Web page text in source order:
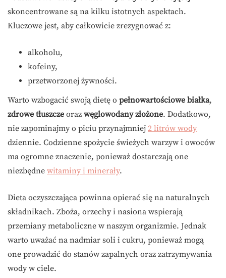
skoncentrowane są na kilku istotnych aspektach.
Kluczowe jest, aby całkowicie zrezygnować z:
alkoholu,
kofeiny,
przetworzonej żywności.
Warto wzbogacić swoją dietę o pełnowartościowe białka,
zdrowe tłuszcze oraz węglowodany złożone. Dodatkowo,
nie zapominajmy o piciu przynajmniej 2 litrów wody
dziennie. Codzienne spożycie świeżych warzyw i owoców
ma ogromne znaczenie, ponieważ dostarczają one
niezbędne witaminy i minerały.
Dieta oczyszczająca powinna opierać się na naturalnych
składnikach. Zboża, orzechy i nasiona wspierają
przemiany metaboliczne w naszym organizmie. Jednak
warto uważać na nadmiar soli i cukru, ponieważ mogą
one prowadzić do stanów zapalnych oraz zatrzymywania
wody w ciele.